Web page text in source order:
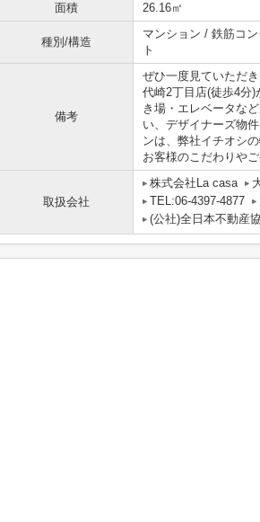
面積
26.16㎡
種別/構造
マンション / 鉄筋コ
ト
備考
ぜひ一度見ていただ
代崎2丁目店(徒歩4分
き場・エレベータな
い、デザイナーズ物
ンは、弊社イチオシ
お客様のこだわりや
取扱会社
株式会社La casa
TEL:06-4397-4877
(公社)全日本不動産